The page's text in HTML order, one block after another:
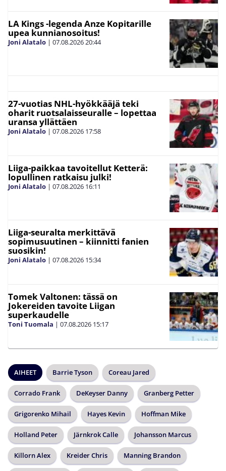
LA Kings -legenda Anze Kopitarille
upea kunnianosoitus!
Joni Alatalo | 07.08.202620:44
27-vuotias NHL-hyökkääjä teki
oharit ruotsalaisseuralle – lopettaa
uransa yllättäen
Joni Alatalo | 07.08.2026 17:58
Liiga-paikkaa tavoitellut Ketterä:
lopullinen ratkaisu julki!
Joni Alatalo | 07.08.2026 16:11
Liiga-seuralta merkittävä
sopimusuutinen – kiinnitti fanien
suosikin!
Joni Alatalo | 07.08.2026 15:34
Tomek Valtonen: tässä on
Jokereiden tavoite Liigan
superkaudelle
Toni Tuomala | 07.08.2026 15:17
AIHEET Barrie Tyson Coreau Jared
Corrado Frank DeKeyser Danny Granberg Petter
Grigorenko Mihail Hayes Kevin Hoffman Mike
Holland Peter Järnkrok Calle Johansson Marcus
Killorn Alex Kreider Chris Manning Brandon